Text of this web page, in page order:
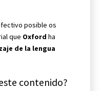
posible os
que Oxford ha
de la lengua
contenido?